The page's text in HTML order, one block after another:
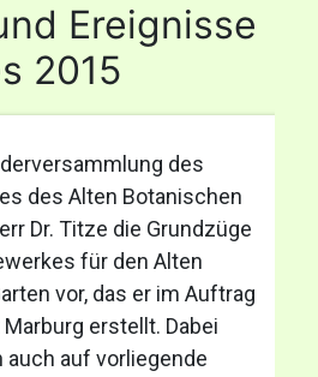
Ereignisse
2015
des
des Alten Botanischen
Dr. Titze die Grundzüge
für den Alten
vor, das er im Auftrag
erstellt. Dabei
auch auf vorliegende